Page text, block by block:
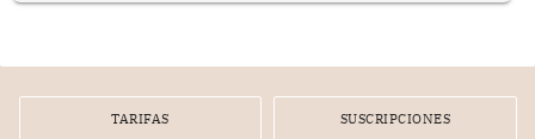
TARIFAS SUSCRIPCIONES